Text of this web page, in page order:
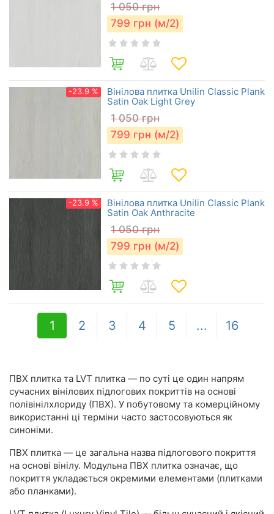
1 050 грн
799 грн (м/2)
-23.9 %
Вінілова плитка Unilin Classic Plank
Satin Oak Light Grey
1 050 грн
799 грн (м/2)
-23.9 %
Вінілова плитка Unilin Classic Plank
Satin Oak Anthracite
1 050 грн
799 грн (м/2)
1 2 3 4 5 ... 16
ПВХ плитка та LVT плитка — по суті це один напрям
сучасних вінілових підлогових покриттів на основі
полівінілхлориду (ПВХ). У побутовому та комерційному
використанні ці терміни часто застосовуються як
синоніми.
ПВХ плитка — це загальна назва підлогового покриття
на основі вінілу. Модульна ПВХ плитка означає, що
покриття укладається окремими елементами (плитками
або планками).